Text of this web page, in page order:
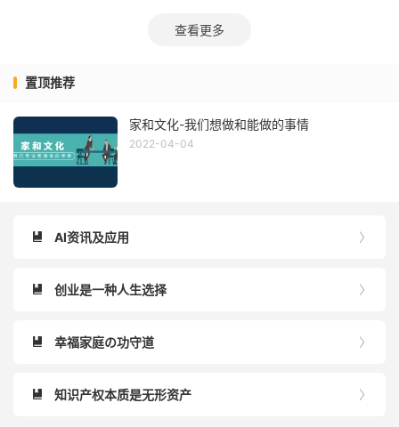
查看更多
置顶推荐
家和文化-我们想做和能做的事情
2022-04-04

 AI资讯及应用

 创业是一种人生选择

 幸福家庭の功守道

 知识产权本质是无形资产